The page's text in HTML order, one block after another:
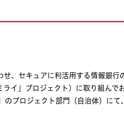
、セキュアに利活用する情報銀行
イ」プロジェクト）に取り組んで
プロジェクト部門（自治体）にて